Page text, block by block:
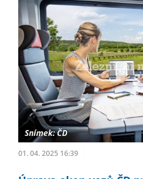
01. 04. 2025 16:39